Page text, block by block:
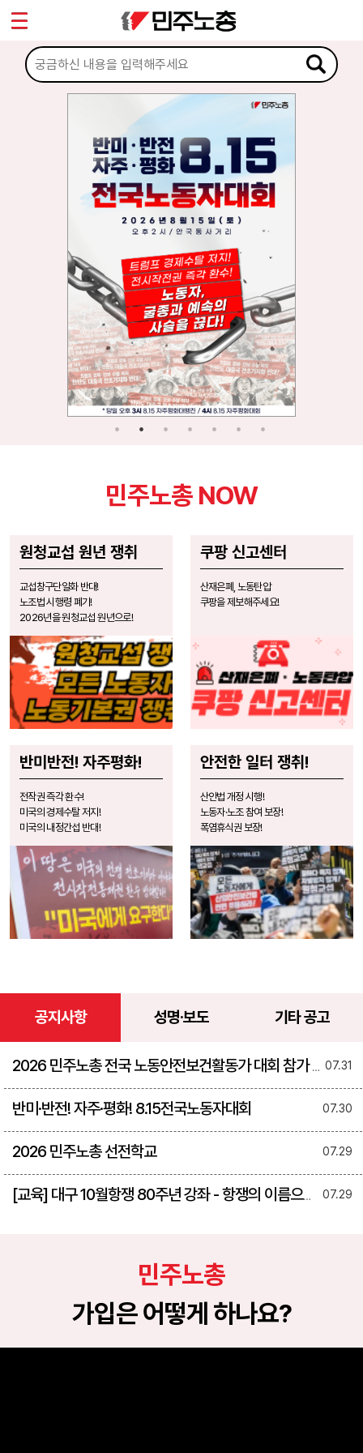
민주노총 NOW
원청교섭 원년 쟁취
교섭창구단일화 반대!
노조법 시행령 폐기!
2026년을 원청교섭 원년으로!
쿠팡 신고센터
산재은폐, 노동탄압
쿠팡을 제보해주세요!
반미반전! 자주평화!
전작권 즉각 환수!
미국의 경제수탈 저지!
미국의 내정간섭 반대!
안전한 일터 쟁취!
산안법 개정 시행!
노동자·노조 참여 보장!
폭염휴식권 보장!
공지사항 성명·보도 기타 공고
07.31
2026 민주노총 전국 노동안전보건활동가 대회 참가 안내
07.30
반미·반전! 자주·평화! 8.15전국노동자대회
07.29
2026 민주노총 선전학교
07.29
[교육] 대구 10월항쟁 80주년 강좌 - 항쟁의 이름으로 다시 세우다
민주노총
가입은 어떻게 하나요?
마이페이지
소개